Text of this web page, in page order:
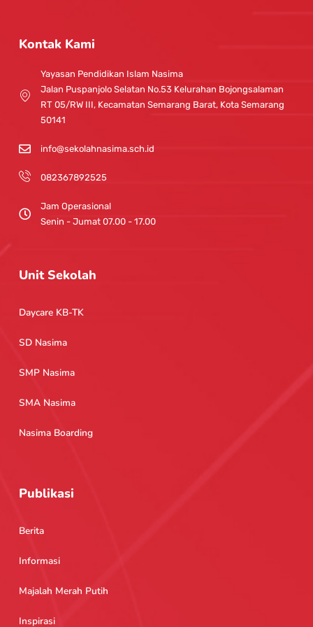
t
a
g
r
a
m
t
u
b
e
Kontak Kami
Yayasan Pendidikan Islam Nasima
Jalan Puspanjolo Selatan No.53 Kelurahan Bojongsalaman
RT 05/RW III, Kecamatan Semarang Barat, Kota Semarang
50141
info@sekolahnasima.sch.id
082367892525
Jam Operasional
Senin - Jumat 07.00 - 17.00
Unit Sekolah
Daycare KB-TK
SD Nasima
SMP Nasima
SMA Nasima
Nasima Boarding
Publikasi
Berita
Informasi
Majalah Merah Putih
Inspirasi